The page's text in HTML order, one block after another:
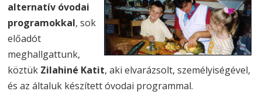
alternatív óvodai
programokkal, sok
előadót
meghallgattunk,
köztük Zilahiné Katit, aki elvarázsolt, személyiségével,
és az általuk készített óvodai programmal.